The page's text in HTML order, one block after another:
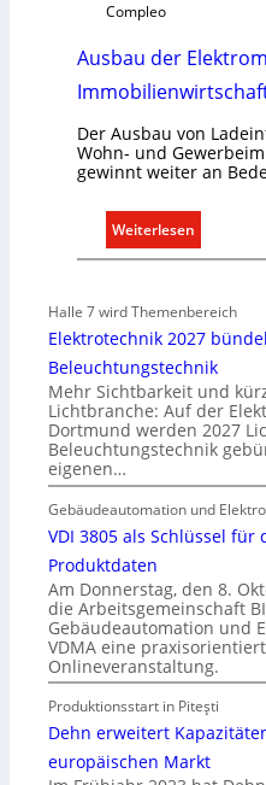
f
a
s
e
u
d
e
g
e
n
Compleo
Ausbau der
Der Ausbau von
Wohn- und
gewinnt weiter an
Weiterlesen
A
b
u
d
e
r
E
l
e
t
r
o
m
o
b
i
l
Halle 7 wird Themenbereich
Elektrotechnik 2027
Beleuchtungstechnik
Mehr Sichtbarkeit und
Lichtbranche: Auf der
Dortmund werden 2027
Beleuchtungstechnik
eigenen…
Gebäudeautomation und
VDI 3805 als Schlüssel für
Produktdaten
Am Donnerstag, den 8.
die Arbeitsgemeinschaft
Gebäudeautomation und
VDMA eine
Onlineveranstaltung.
Produktionsstart in Piteşti
Dehn erweitert
europäischen Markt